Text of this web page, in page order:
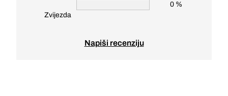
Zvijezda
0 %
Napiši recenziju